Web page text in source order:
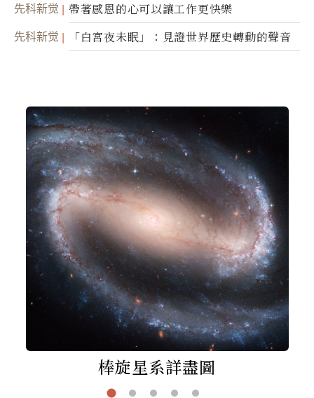
先科新觉 帶著感恩的心可以讓工作更快樂
先科新觉 「白宮夜未眠」：見證世界歷史轉動的聲音
棒旋星系詳盡圖